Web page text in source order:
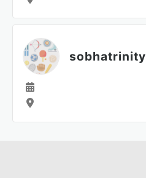
sobhatrinity